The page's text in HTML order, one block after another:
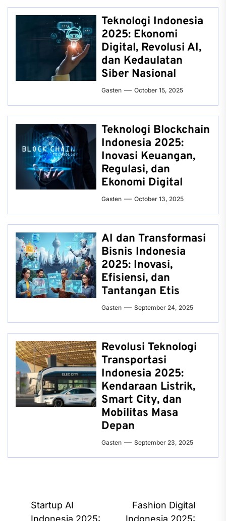
Teknologi Indonesia
2025: Ekonomi
Digital, Revolusi AI,
dan Kedaulatan
Siber Nasional
Gasten October 15, 2025
Teknologi Blockchain
Indonesia 2025:
Inovasi Keuangan,
Regulasi, dan
Ekonomi Digital
Gasten October 13, 2025
AI dan Transformasi
Bisnis Indonesia
2025: Inovasi,
Efisiensi, dan
Tantangan Etis
Gasten September 24, 2025
Revolusi Teknologi
Transportasi
Indonesia 2025:
Kendaraan Listrik,
Smart City, dan
Mobilitas Masa
Depan
Gasten September 23, 2025
PostStartup AI
Indonesia 2025:
Fashion Digital
Indonesia 2025: